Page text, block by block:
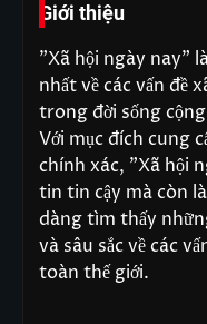
Giới thiệu
"Xã hội ngày nay"
nhất về các vấn đề
trong đời sống
Với mục đích cung
chính xác, "Xã hội
tin tin cậy mà còn
dàng tìm thấy
và sâu sắc về các
toàn thế giới.